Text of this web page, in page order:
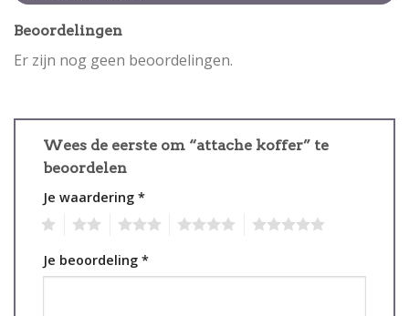
Beoordelingen
Er zijn nog geen beoordelingen.
Wees de eerste om “attache koffer” te
beoordelen
Je waardering *
Je beoordeling *